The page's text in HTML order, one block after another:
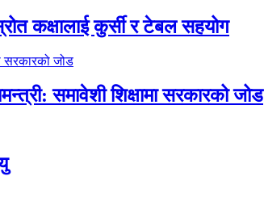
कक्षालाई कुर्सी र टेबल सहयोग
समावेशी शिक्षामा सरकारको जोड